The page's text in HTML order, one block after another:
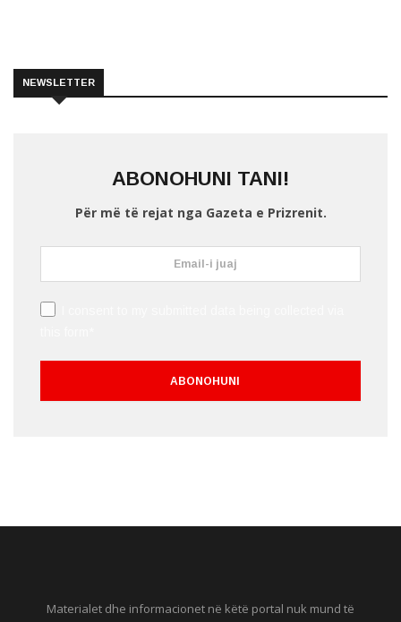
NEWSLETTER
ABONOHUNI TANI!
Për më të rejat nga Gazeta e Prizrenit.
Materialet dhe informacionet në këtë portal nuk mund të